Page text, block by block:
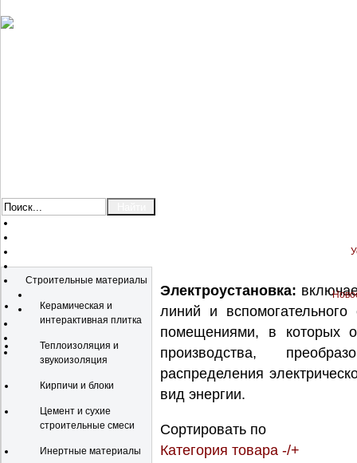
Строительные материалы
Керамическая и
интерактивная плитка
Теплоизоляция и
звукоизоляция
Кирпичи и блоки
Цемент и сухие
строительные смеси
Инертные материалы
Электроустановка:
линий и
помещениями, в которых
производства,
распределения
вид энергии.
Сортировать по
Категория товара -/+